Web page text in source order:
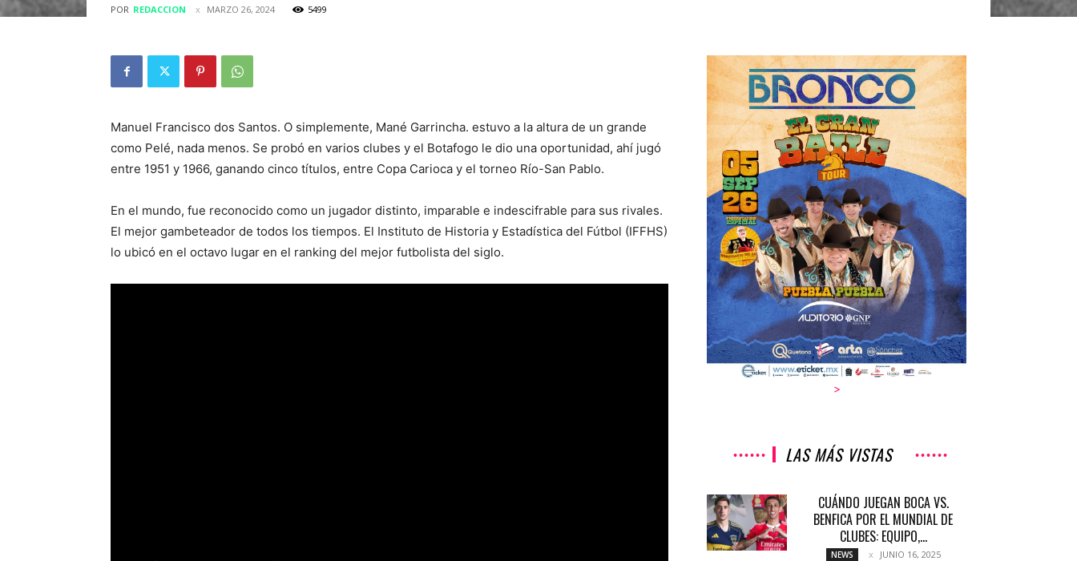
POR REDACCION MARZO 26, 2024 5499
Manuel Francisco dos Santos. O simplemente, Mané Garrincha. estuvo a la altura de un grande
como Pelé, nada menos. Se probó en varios clubes y el Botafogo le dio una oportunidad, ahí jugó
entre 1951 y 1966, ganando cinco títulos, entre Copa Carioca y el torneo Río-San Pablo.
En el mundo, fue reconocido como un jugador distinto, imparable e indescifrable para sus rivales.
El mejor gambeteador de todos los tiempos. El Instituto de Historia y Estadística del Fútbol (IFFHS)
lo ubicó en el octavo lugar en el ranking del mejor futbolista del siglo.
>
LAS MÁS VISTAS
CUÁNDO JUEGAN BOCA VS.
BENFICA POR EL MUNDIAL DE
CLUBES: EQUIPO,...
NEWS JUNIO 16, 2025